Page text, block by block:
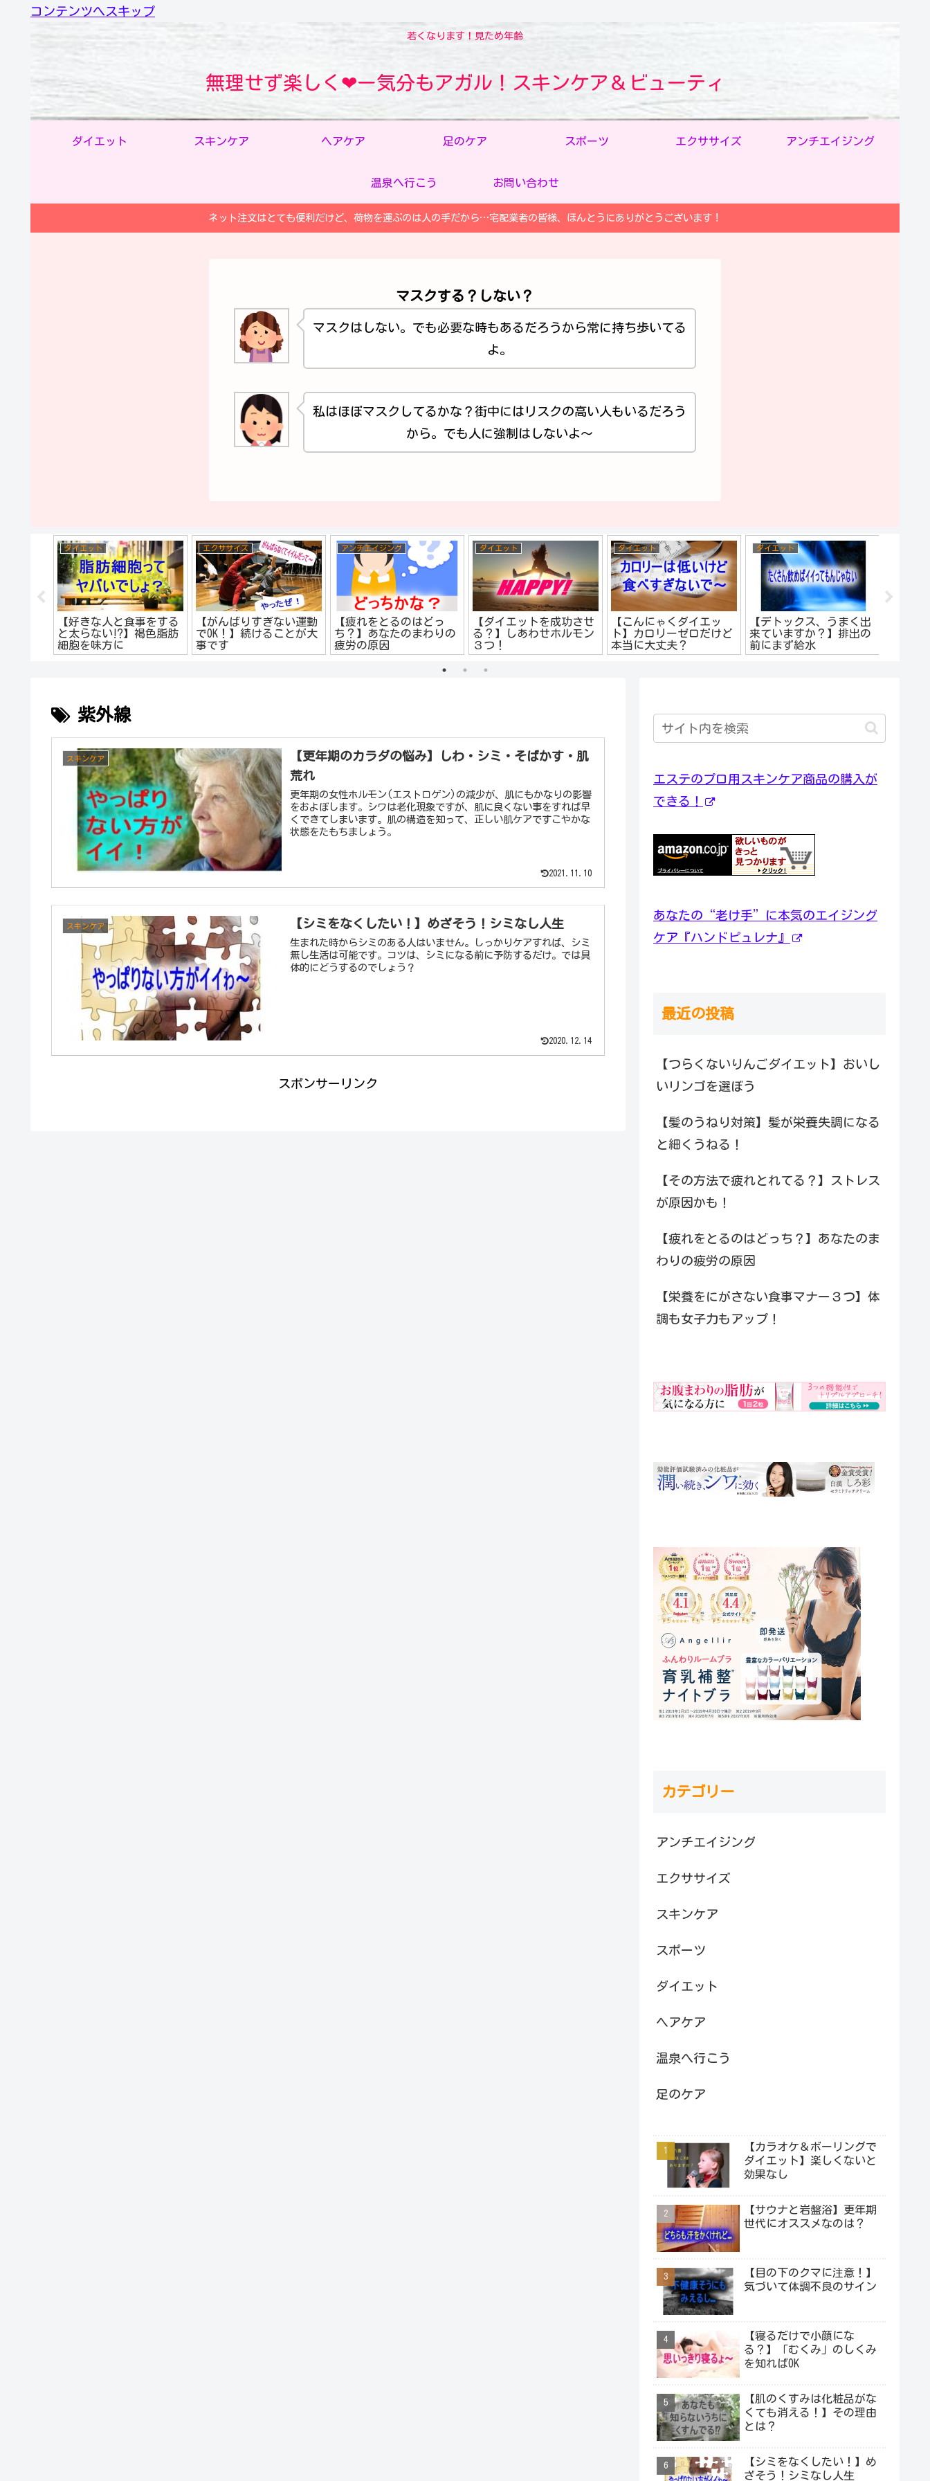
コンテンツへスキップ
若くなります！見ため年齢
無理せず楽しく❤ー気分もアガル！スキンケア＆ビューティ
ダイエット スキンケア ヘアケア 足のケア スポーツ エクササイズ アンチエイジング
温泉へ行こう お問い合わせ
ネット注文はとても便利だけど、荷物を運ぶのは人の手だから…宅配業者の皆様、ほんとうにありがとうございます！
マスクする？しない？
マスクはしない。でも必要な時もあるだろうから常に持ち歩いてる
よ。
私はほぼマスクしてるかな？街中にはリスクの高い人もいるだろう
から。でも人に強制はしないよ～
ダイエット
【好きな人と食事をする
と太らない⁉】褐色脂肪
細胞を味方に
エクササイズ
【がんばりすぎない運動
でOK！】続けることが大
事です
アンチエイジング
【疲れをとるのはどっ
ち？】あなたのまわりの
疲労の原因
ダイエット
【ダイエットを成功させ
る？】しあわせホルモン
３つ！
ダイエット
【こんにゃくダイエッ
ト】カロリーゼロだけど
本当に大丈夫？
ダイエット
【デトックス、うまく出
来ていますか？】排出の
前にまず給水
紫外線
スキンケア
【更年期のカラダの悩み】しわ・シミ・そばかす・肌
荒れ
更年期の女性ホルモン(エストロゲン)の減少が、肌にもかなりの影響
をおよぼします。シワは老化現象ですが、肌に良くない事をすれば早
くできてしまいます。肌の構造を知って、正しい肌ケアですこやかな
状態をたもちましょう。
2021.11.10
スキンケア 【シミをなくしたい！】めざそう！シミなし人生
生まれた時からシミのある人はいません。しっかりケアすれば、シミ
無し生活は可能です。コツは、シミになる前に予防するだけ。では具
体的にどうするのでしょう？
2020.12.14
スポンサーリンク
エステのプロ用スキンケア商品の購入が
できる！
あなたの“老け手”に本気のエイジング
ケア『ハンドピュレナ』
最近の投稿
【つらくないりんごダイエット】おいし
いリンゴを選ぼう
【髪のうねり対策】髪が栄養失調になる
と細くうねる！
【その方法で疲れとれてる？】ストレス
が原因かも！
【疲れをとるのはどっち？】あなたのま
わりの疲労の原因
【栄養をにがさない食事マナー３つ】体
調も女子力もアップ！
カテゴリー
アンチエイジング
エクササイズ
スキンケア
スポーツ
ダイエット
ヘアケア
温泉へ行こう
足のケア
【カラオケ＆ボーリングで
ダイエット】楽しくないと
効果なし
【サウナと岩盤浴】更年期
世代にオススメなのは？
【目の下のクマに注意！】
気づいて体調不良のサイン
【寝るだけで小顔にな
る？】「むくみ」のしくみ
を知ればOK
【肌のくすみは化粧品がな
くても消える！】その理由
とは？
【シミをなくしたい！】め
ざそう！シミなし人生